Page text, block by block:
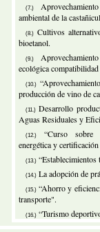
(7.)
ambiental de la
(8.) Cultivos
bioetanol.
(9.)
ecológica
(10.)
producción de vino de
(11.) Desarrollo
Aguas Residuales y
(12.)
“Curso sobre
energética y
(13.)
(14.) La adopción de
(15.) “Ahorro y
transporte".
(16.) “Turismo